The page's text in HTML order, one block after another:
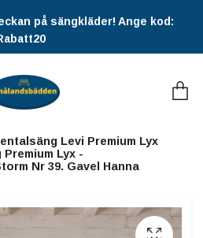
på sängkläder! Ange kod:
Levi Premium Lyx
Lyx -
Nr 39. Gavel Hanna